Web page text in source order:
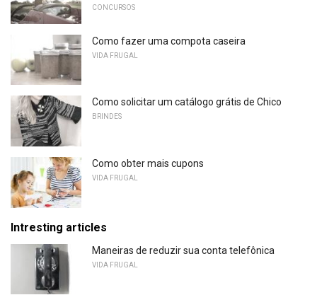
CONCURSOS
Como fazer uma compota caseira
VIDA FRUGAL
Como solicitar um catálogo grátis de Chico
BRINDES
Como obter mais cupons
VIDA FRUGAL
Intresting articles
Maneiras de reduzir sua conta telefônica
VIDA FRUGAL